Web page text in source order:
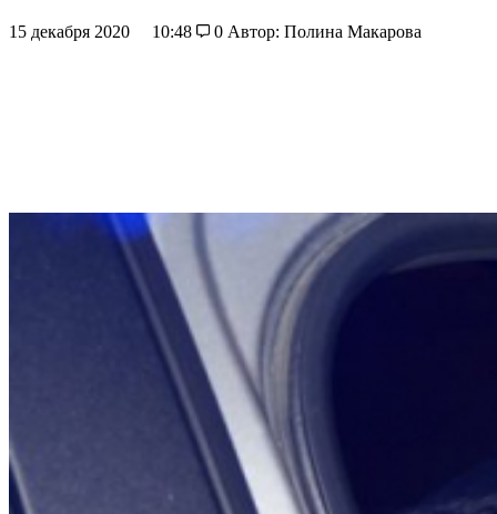
15 декабря 2020 10:48 0 Автор: Полина Макарова